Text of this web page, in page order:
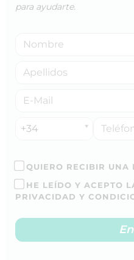
para ayudarte.
+34
QUIERO RECIBIR UNA
HE LEÍDO Y ACEPTO
PRIVACIDAD Y